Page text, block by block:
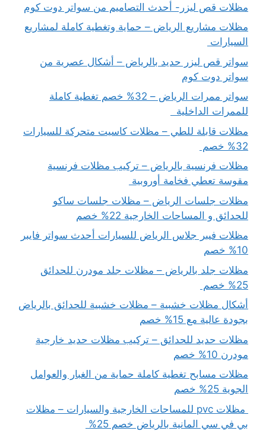
مظلات قص ليزر- أحدث التصاميم من سواتر دوت كوم
مظلات مشاريع الرياض – حماية وتغطية كاملة لمشاريع
السيارات
سواتر قص ليزر حديد بالرياض – أشكال عصرية من
سواتر دوت كوم
سواتر ممرات الرياض – 32% خصم تغطية كاملة
للممرات الداخلية
مظلات قابلة للطي – مظلات كاسيت متحركة للسيارات
32% خصم
مظلات فرنسية بالرياض – تركيب مظلات فرنسية
مقوسة تعطي فخامة أوروبية
مظلات جلسات الرياض – مظلات جلسات ساكو
للحدائق و المساحات الخارجية 22% خصم
مظلات فيبر جلاس الرياض للسيارات أحدث سواتر فايبر
10% خصم
مظلات جلد بالرياض – مظلات جلد مودرن للحدائق
25% خصم
أشكال مظلات خشبية – مظلات خشبية للحدائق بالرياض
بجودة عالية مع 15% خصم
مظلات حديد للحدائق – تركيب مظلات حديد خارجية
مودرن 10% خصم
مظلات مسابح تغطية كاملة حماية من الغبار والعوامل
الجوية 25% خصم
مظلات pvc للمساحات الخارجية والسيارات – مظلات
بي في سي المانية بالرياض خصم 25%